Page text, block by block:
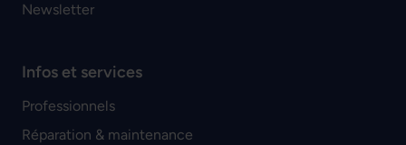
Newsletter
Infos et services
Professionnels
Réparation & maintenance